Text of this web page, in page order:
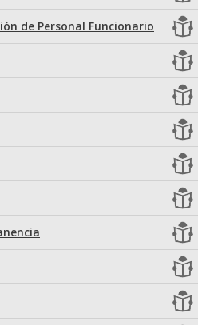
de Personal Funcionario